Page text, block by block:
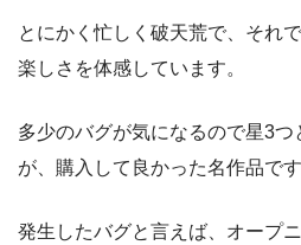
とにかく忙しく破天荒で、それ
楽しさを体感しています。
多少のバグが気になるので星3
が、購入して良かった名作品です
発生したバグと言えば、オープ